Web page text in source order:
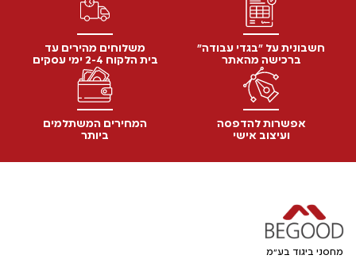
חשבונית על "בגדי עבודה"
ברכישה מהאתר
משלוחים מהירים עד
בית הלקוח 2-4 ימי עסקים
אפשרות להדפסה
ועיצוב אישי
המחירים המשתלמים
ביותר
מחסני ביגוד בע"מ